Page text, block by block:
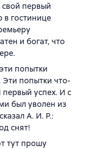
первый
в гостинице
и богат, что
попытки
Эти попытки что-
первый успех. И с
был уволен из
А. И. Р.:
снят!
тут прошу